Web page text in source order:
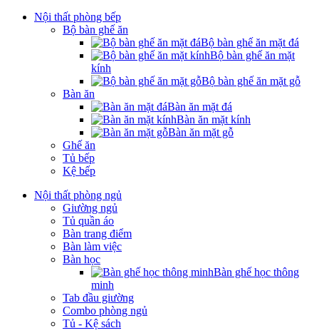
Nội thất phòng bếp
Bộ bàn ghế ăn
Bộ bàn ghế ăn mặt đá
Bộ bàn ghế ăn mặt
kính
Bộ bàn ghế ăn mặt gỗ
Bàn ăn
Bàn ăn mặt đá
Bàn ăn mặt kính
Bàn ăn mặt gỗ
Ghế ăn
Tủ bếp
Kệ bếp
Nội thất phòng ngủ
Giường ngủ
Tủ quần áo
Bàn trang điểm
Bàn làm việc
Bàn học
Bàn ghế học thông
minh
Tab đầu giường
Combo phòng ngủ
Tủ - Kệ sách